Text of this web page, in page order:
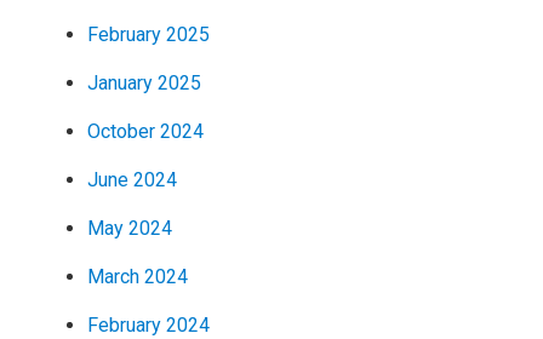
February 2025
January 2025
October 2024
June 2024
May 2024
March 2024
February 2024